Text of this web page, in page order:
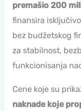
premašio 200
finansira
bez budžetskog
za stabilnost,
funkcionisanja
Cene koje su
naknade koje